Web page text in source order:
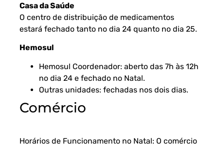
Casa da Saúde
O centro de distribuição de medicamentos
estará fechado tanto no dia 24 quanto no dia 25.
Hemosul
Hemosul Coordenador: aberto das 7h às 12h
no dia 24 e fechado no Natal.
Outras unidades: fechadas nos dois dias.
Comércio
Horários de Funcionamento no Natal: O comércio